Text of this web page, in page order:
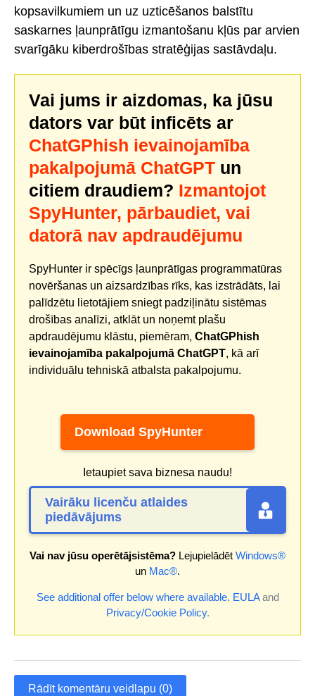
kopsavilkumiem un uz uzticēšanos balstītu
saskarnes ļaunprātīgu izmantošanu kļūs par arvien
svarīgāku kiberdrošības stratēģijas sastāvdaļu.
Vai jums ir aizdomas, ka jūsu
dators var būt inficēts ar
ChatGPhish ievainojamība
pakalpojumā ChatGPT un
citiem draudiem? Izmantojot
SpyHunter, pārbaudiet, vai
datorā nav apdraudējumu
SpyHunter ir spēcīgs ļaunprātīgas programmatūras
novēršanas un aizsardzības rīks, kas izstrādāts, lai
palīdzētu lietotājiem sniegt padziļinātu sistēmas
drošības analīzi, atklāt un noņemt plašu
apdraudējumu klāstu, piemēram, ChatGPhish
ievainojamība pakalpojumā ChatGPT, kā arī
individuālu tehniskā atbalsta pakalpojumu.
Download SpyHunter
Ietaupiet sava biznesa naudu!
Vairāku licenču atlaides
piedāvājums
Vai nav jūsu operētājsistēma? Lejupielādēt Windows®
un Mac®.
See additional offer below where available. EULAand
Privacy/Cookie Policy.
Rādīt komentāru veidlapu (0)